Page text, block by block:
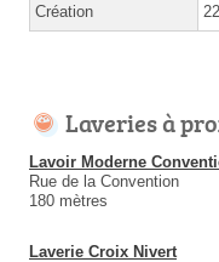
Création
Laveries à
Lavoir Moderne
Rue de la Convention
180 mètres
Laverie Croix Nivert